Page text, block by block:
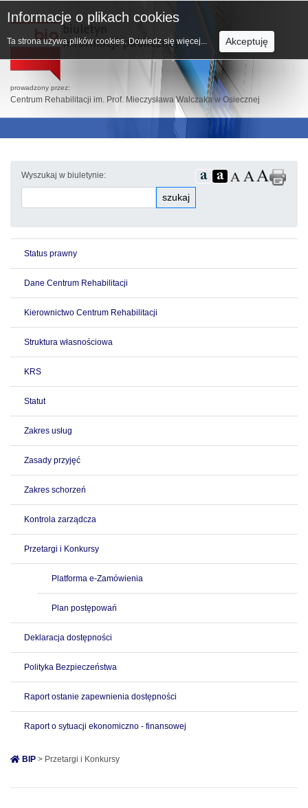
prowadzony przez:
Centrum Rehabilitacji im. Prof. Mieczysława Walczaka w Osiecznej
Wyszukaj w biuletynie:
szukaj
Status prawny
Dane Centrum Rehabilitacji
Kierownictwo Centrum Rehabilitacji
Struktura własnościowa
KRS
Statut
Zakres usług
Zasady przyjęć
Zakres schorzeń
Kontrola zarządcza
Przetargi i Konkursy
Platforma e-Zamówienia
Plan postępowań
Deklaracja dostępności
Polityka Bezpieczeństwa
Raport ostanie zapewnienia dostępności
Raport o sytuacji ekonomiczno - finansowej
BIP > Przetargi i Konkursy
Informacje o plikach cookies
Ta strona używa plików cookies. Dowiedz się więcej... Akceptuję